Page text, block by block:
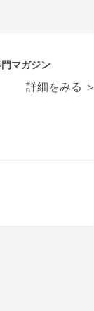
マガジン
詳細をみる ＞